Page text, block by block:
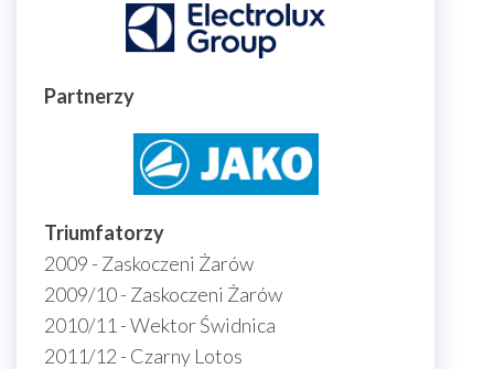
Partnerzy
Triumfatorzy
2009 - Zaskoczeni Żarów
2009/10 - Zaskoczeni Żarów
2010/11 - Wektor Świdnica
2011/12 - Czarny Lotos